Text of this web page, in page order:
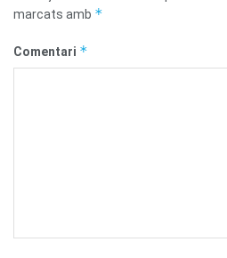
marcats amb *
Comentari *